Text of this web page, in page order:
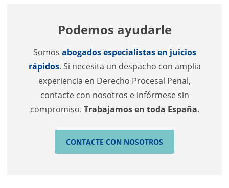
Podemos ayudarle
Somos abogados especialistas en juicios
rápidos. Si necesita un despacho con amplia
experiencia en Derecho Procesal Penal,
contacte con nosotros e infórmese sin
compromiso. Trabajamos en toda España.
CONTACTE CON NOSOTROS